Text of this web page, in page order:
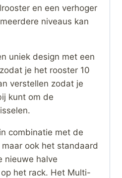
en een verhoger
niveaus kan
uniek design met een
je het rooster 10
verstellen zodat je
kunt om de
combinatie met de
maar ook het standaard
nieuwe halve
het rack. Het Multi-